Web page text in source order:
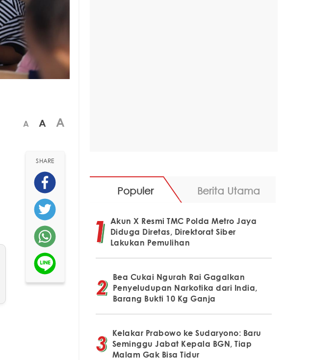
A A A
SHARE
Populer Berita Utama
Akun X Resmi TMC Polda Metro Jaya
Diduga Diretas, Direktorat Siber
Lakukan Pemulihan
Bea Cukai Ngurah Rai Gagalkan
Penyeludupan Narkotika dari India,
Barang Bukti 10 Kg Ganja
Kelakar Prabowo ke Sudaryono: Baru
Seminggu Jabat Kepala BGN, Tiap
Malam Gak Bisa Tidur